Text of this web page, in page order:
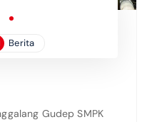
Berita
Gudep SMPK